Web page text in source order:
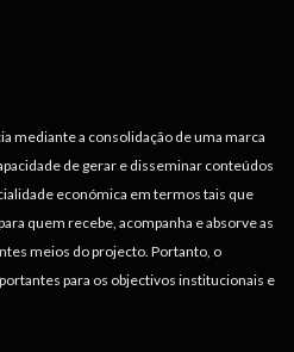
mediante a consolidação de uma marca
de gerar e disseminar conteúdos
económica em termos tais que
quem recebe, acompanha e absorve as
meios do projecto. Portanto, o
para os objectivos institucionais e